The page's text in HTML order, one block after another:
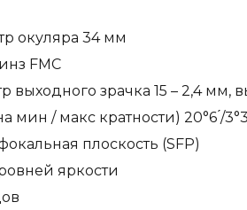
окуляра 34 мм
FMC
зрачка 15 – 2,4 мм,
мин / макс кратности) 20°6 ́/
плоскость (SFP)
яркости